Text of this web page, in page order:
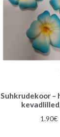
Suhkrudekoor –
1.90€